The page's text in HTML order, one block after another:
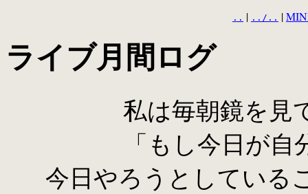
.. | ../.. |
ライブ月間ログ
私は毎朝鏡を見
「もし今日が
今日やろうとしている